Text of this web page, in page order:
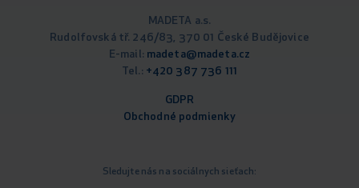
MADETA a.s.
Rudolfovská tř. 246/83, 370 01 České Budějovice
E-mail: madeta@madeta.cz
Tel.: +420 387 736 111
GDPR
Obchodné podmienky
Sledujte nás na sociálnych sieťach: